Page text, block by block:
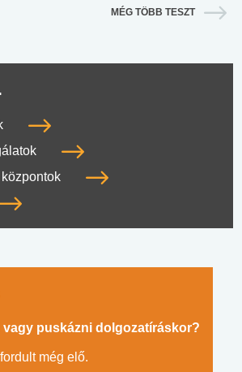
MÉG TÖBB TESZT
vagy puskázni dolgozatíráskor?
még elő.